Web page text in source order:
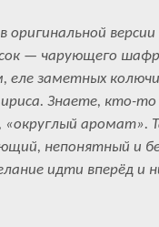
версии
— чарующего
заметных
Знаете, кто-
аромат».
непонятный и
идти вперёд и